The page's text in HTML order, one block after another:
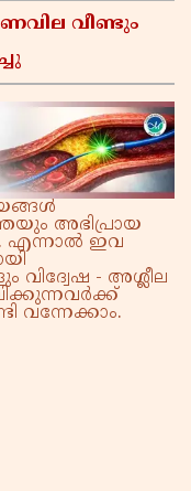
വീണ്ടും
അഭിപ്രായ
എന്നാൽ ഇവ
- അശ്ലീല
വന്നേക്കാം.